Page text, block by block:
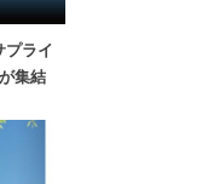
プライ
集結